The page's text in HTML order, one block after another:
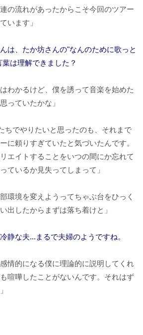
の流れがあったからこそ今回のツアー
います」
、たか坊さんの"なんのために歌っと
は理解できました？
はわかるけど、僕を誘って音楽を始めた
っていたかな」
ちでやりたいと思ったのも、それまで
に頼りすぎていたと気づいたんです。
エイトすることをいつの間にか忘れて
ているか見失ってしまって」
環境を変えようってちゃぶ台をひっく
出したからまずは落ち着けと」
な夫...まるで夫婦のようですね。
感情的になる僕に理論的に説明してくれ
喧嘩したことがないんです。それはず